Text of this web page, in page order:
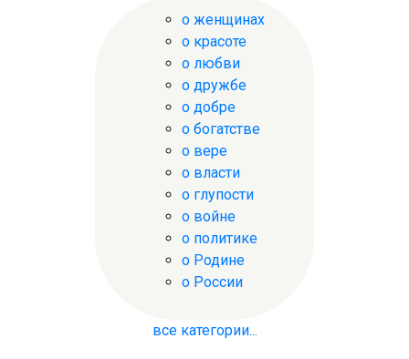
о женщинах
о красоте
о любви
о дружбе
о добре
о богатстве
о вере
о власти
о глупости
о войне
о политике
о Родине
о России
все категории...